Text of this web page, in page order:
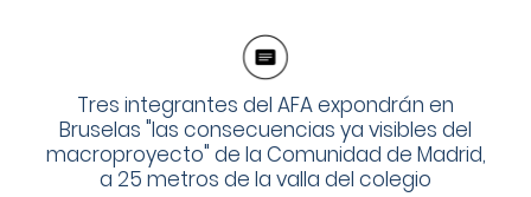
Tres integrantes del AFA expondrán en
Bruselas "las consecuencias ya visibles del
macroproyecto" de la Comunidad de Madrid,
a 25 metros de la valla del colegio